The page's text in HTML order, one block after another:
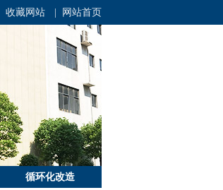
| 网站首页
收藏网站
循环化改造